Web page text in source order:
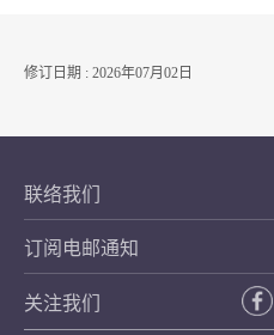
修订日期 : 2026年07月02日
联络我们
订阅电邮通知
关注我们